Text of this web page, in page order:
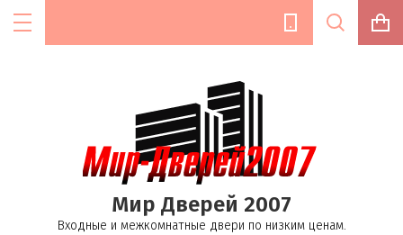
Мир Дверей 2007
Входные и межкомнатные двери по низким ценам.
Цена (руб.):
Название: